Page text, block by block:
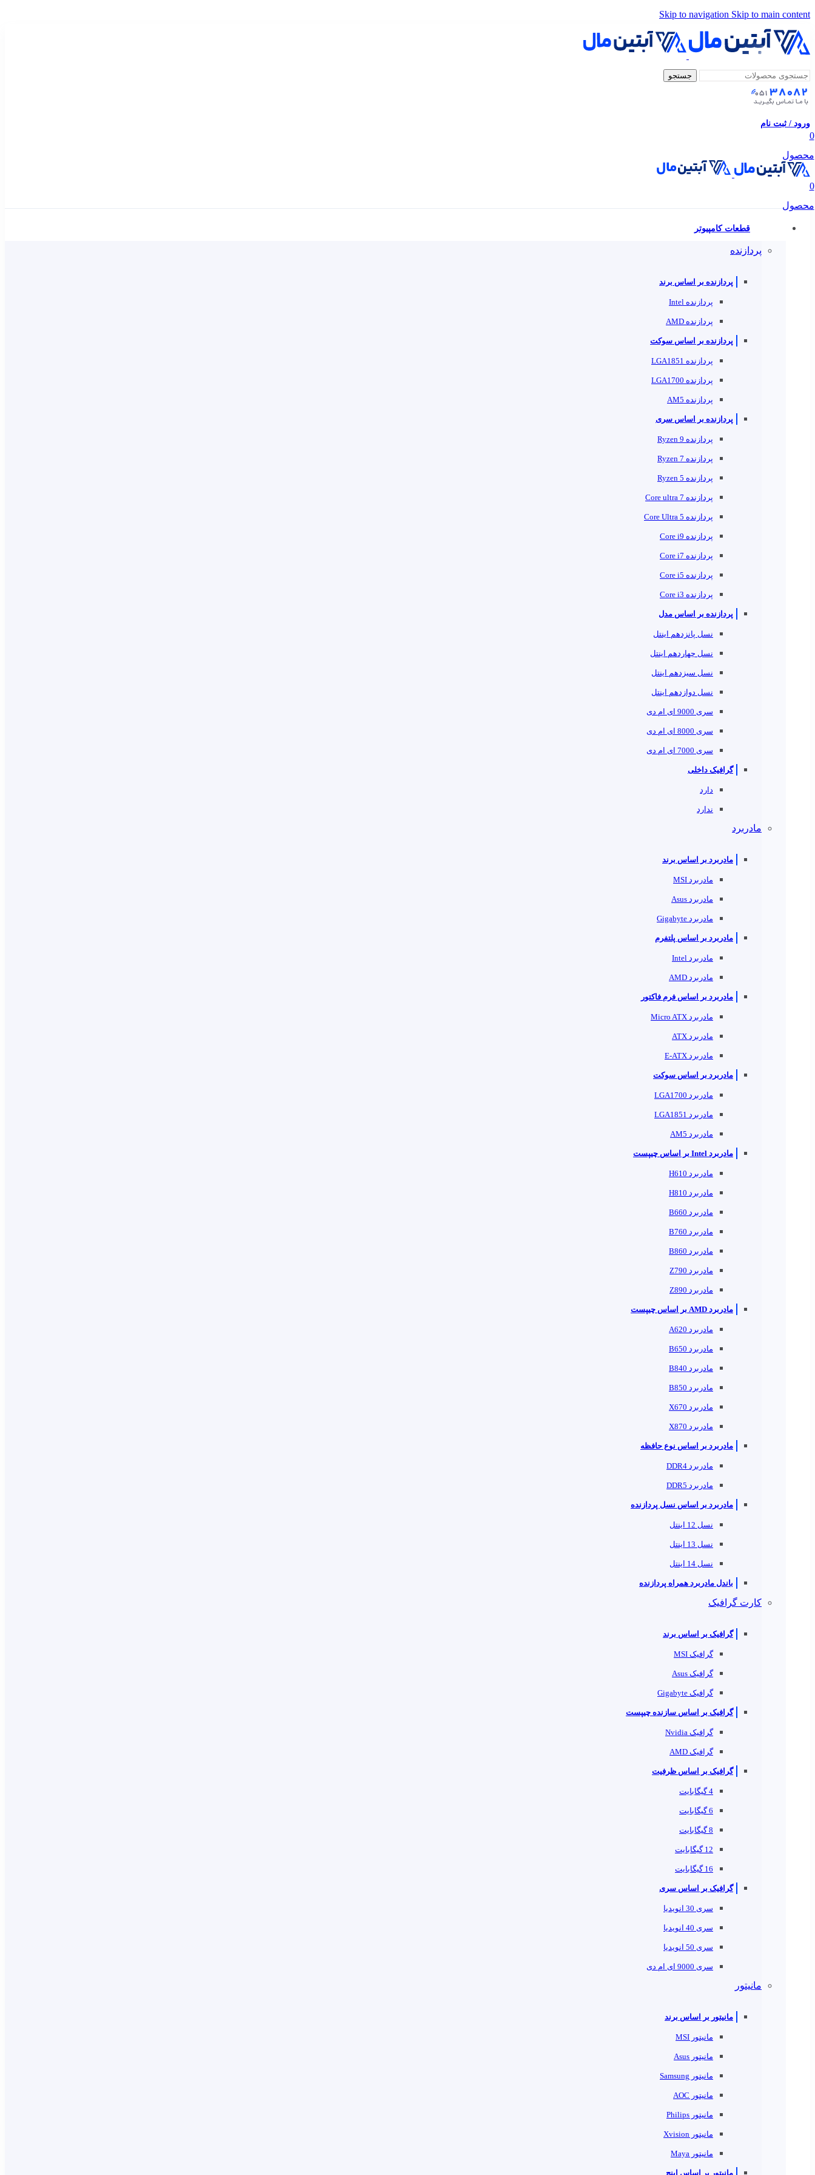
Skip to navigation Skip to main content
جستجو
ورود / ثبت نام
0
محصول
0
محصول
قطعات کامپیوتر
پردازنده
پردازنده بر اساس برند
پردازنده Intel
پردازنده AMD
پردازنده بر اساس سوکت
پردازنده LGA1851
پردازنده LGA1700
پردازنده AM5
پردازنده بر اساس سری
پردازنده Ryzen 9
پردازنده Ryzen 7
پردازنده Ryzen 5
پردازنده Core ultra 7
پردازنده Core Ultra 5
پردازنده Core i9
پردازنده Core i7
پردازنده Core i5
پردازنده Core i3
پردازنده بر اساس مدل
نسل پانزدهم اینتل
نسل چهاردهم اینتل
نسل سیزدهم اینتل
نسل دوازدهم اینتل
سری 9000 ای ام دی
سری 8000 ای ام دی
سری 7000 ای ام دی
گرافیک داخلی
دارد
ندارد
مادربرد
مادربرد بر اساس برند
مادربرد MSI
مادربرد Asus
مادربرد Gigabyte
مادربرد بر اساس پلتفرم
مادربرد Intel
مادربرد AMD
مادربرد بر اساس فرم فاکتور
مادربرد Micro ATX
مادربرد ATX
مادربرد E-ATX
مادربرد بر اساس سوکت
مادربرد LGA1700
مادربرد LGA1851
مادربرد AM5
مادربرد Intel بر اساس چیپست
مادربرد H610
مادربرد H810
مادربرد B660
مادربرد B760
مادربرد B860
مادربرد Z790
مادربرد Z890
مادربرد AMD بر اساس چیپست
مادربرد A620
مادربرد B650
مادربرد B840
مادربرد B850
مادربرد X670
مادربرد X870
مادربرد بر اساس نوع حافظه
مادربرد DDR4
مادربرد DDR5
مادربرد بر اساس نسل پردازنده
نسل 12 اینتل
نسل 13 اینتل
نسل 14 اینتل
باندل مادربرد همراه پردازنده
کارت گرافیک
گرافیک بر اساس برند
گرافیک MSI
گرافیک Asus
گرافیک Gigabyte
گرافیک بر اساس سازنده چیپست
گرافیک Nvidia
گرافیک AMD
گرافیک بر اساس ظرفیت
4 گیگابایت
6 گیگابایت
8 گیگابایت
12 گیگابایت
16 گیگابایت
گرافیک بر اساس سری
سری 30 انویدیا
سری 40 انویدیا
سری 50 انویدیا
سری 9000 ای ام دی
مانیتور
مانیتور بر اساس برند
مانیتور MSI
مانیتور Asus
مانیتور Samsung
مانیتور AOC
مانیتور Philips
مانیتور Xvision
مانیتور Maya
مانیتور بر اساس اینچ